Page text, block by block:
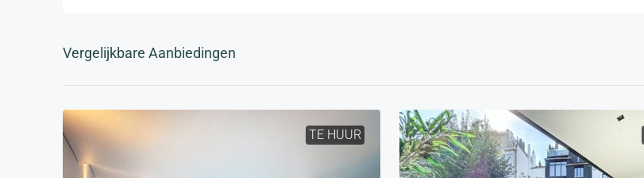
Vergelijkbare Aanbiedingen
TE HUUR